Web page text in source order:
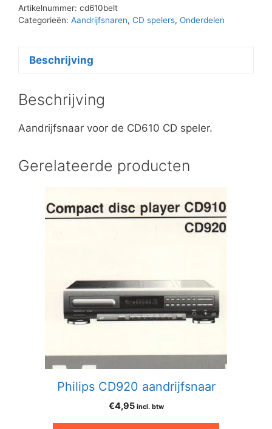
Artikelnummer: cd610belt
Categorieën: Aandrijfsnaren, CD spelers, Onderdelen
Beschrijving
Beschrijving
Aandrijfsnaar voor de CD610 CD speler.
Gerelateerde producten
Philips CD920 aandrijfsnaar
€4,95 incl. btw